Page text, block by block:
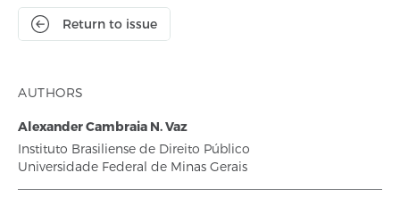
Return to issue
AUTHORS
Alexander Cambraia N. Vaz
Instituto Brasiliense de Direito Público
Universidade Federal de Minas Gerais